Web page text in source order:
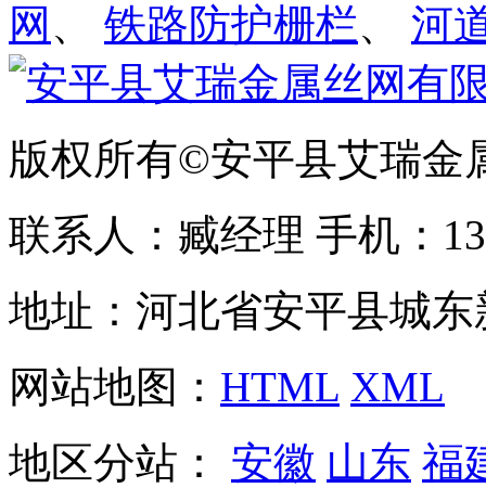
网 、 铁路防护栅栏、 河
版权所有©安平县艾瑞金
联系人：臧经理 手机：
地址：河北省安平县城
网站地图： HTML XML
地区分站： 安徽 山东 福